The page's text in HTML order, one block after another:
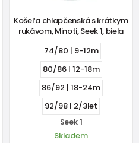
Košeľa chlapčenská s krátkym
rukávom, Minoti, Seek 1, biela
74/80 | 9-12m
80/86 | 12-18m
86/92 | 18-24m
92/98 | 2/3let
Seek 1
Skladem